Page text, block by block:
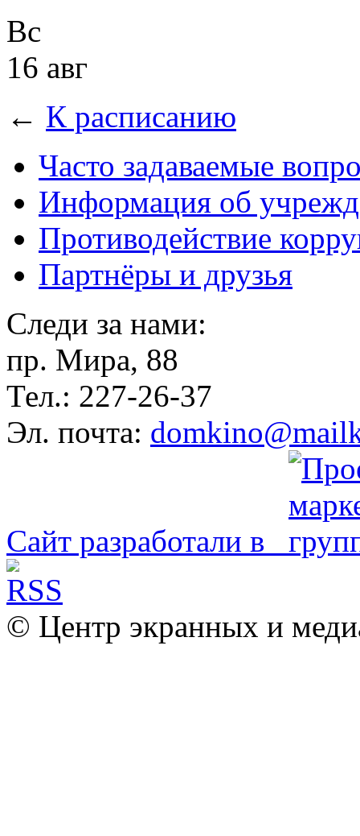
Вс
16 авг
← К расписанию
Часто задаваемые
Информация об
Противодействие
Партнёры и друзья
Следи за нами:
пр. Мира, 88
Тел.: 227-26-37
Эл. почта:
Сайт разработали в
© Центр экранных и